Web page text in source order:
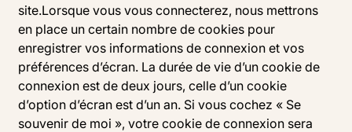
site.Lorsque vous vous connecterez, nous mettrons
en place un certain nombre de cookies pour
enregistrer vos informations de connexion et vos
préférences d’écran. La durée de vie d’un cookie de
connexion est de deux jours, celle d’un cookie
d’option d’écran est d’un an. Si vous cochez « Se
souvenir de moi », votre cookie de connexion sera